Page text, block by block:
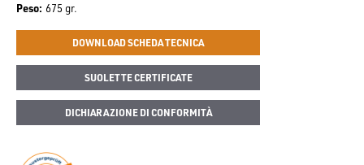
Peso 675 gr.
DOWNLOAD SCHEDA TECNICA
SUOLETTE CERTIFICATE
DICHIARAZIONE DI CONFORMITÀ